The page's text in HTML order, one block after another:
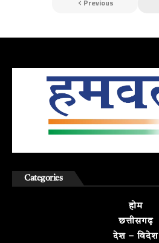
Previous
Categories
होम
छत्तीसगढ़
देश – विदेश